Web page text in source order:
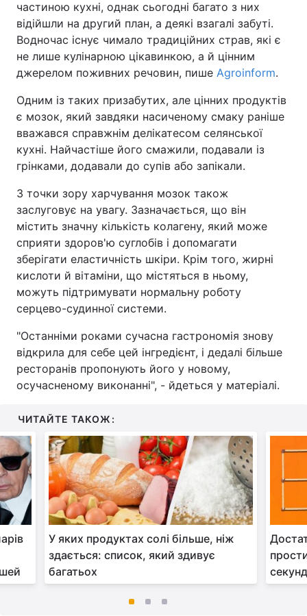
частиною кухні, однак сьогодні багато з них
відійшли на другий план, а деякі взагалі забуті.
Водночас існує чимало традиційних страв, які є
не лише кулінарною цікавинкою, а й цінним
джерелом поживних речовин, пише Agroinform.
Одним із таких призабутих, але цінних продуктів
є мозок, який завдяки насиченому смаку раніше
вважався справжнім делікатесом селянської
кухні. Найчастіше його смажили, подавали із
грінками, додавали до супів або запікали.
З точки зору харчування мозок також
заслуговує на увагу. Зазначається, що він
містить значну кількість колагену, який може
сприяти здоров'ю суглобів і допомагати
зберігати еластичність шкіри. Крім того, жирні
кислоти й вітаміни, що містяться в ньому,
можуть підтримувати нормальну роботу
серцево-судинної системи.
"Останніми роками сучасна гастрономія знову
відкрила для себе цей інгредієнт, і дедалі більше
ресторанів пропонують його у новому,
осучасненому виконанні", - йдеться у матеріалі.
ЧИТАЙТЕ ТАКОЖ:
У яких продуктах солі більше, ніж
здається: список, який здивує
багатьох